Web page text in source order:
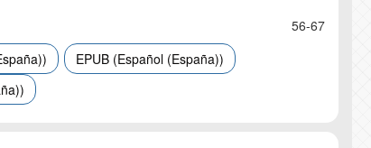
56-67
EPUB (Español (España))